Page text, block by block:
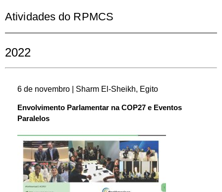
Atividades do RPMCS
2022
6 de novembro | Sharm El-Sheikh, Egito
Envolvimento Parlamentar na COP27 e Eventos
Paralelos